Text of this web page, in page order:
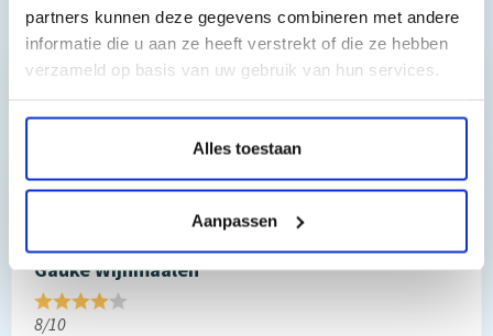
partners kunnen deze gegevens combineren met andere
informatie die u aan ze heeft verstrekt of die ze hebben
verzameld op basis van uw gebruik van hun services.
Alles toestaan
Aanpassen
Toch nog een vraag?
Reviews van klanten…
Gauke Wijnmaalen
8/10